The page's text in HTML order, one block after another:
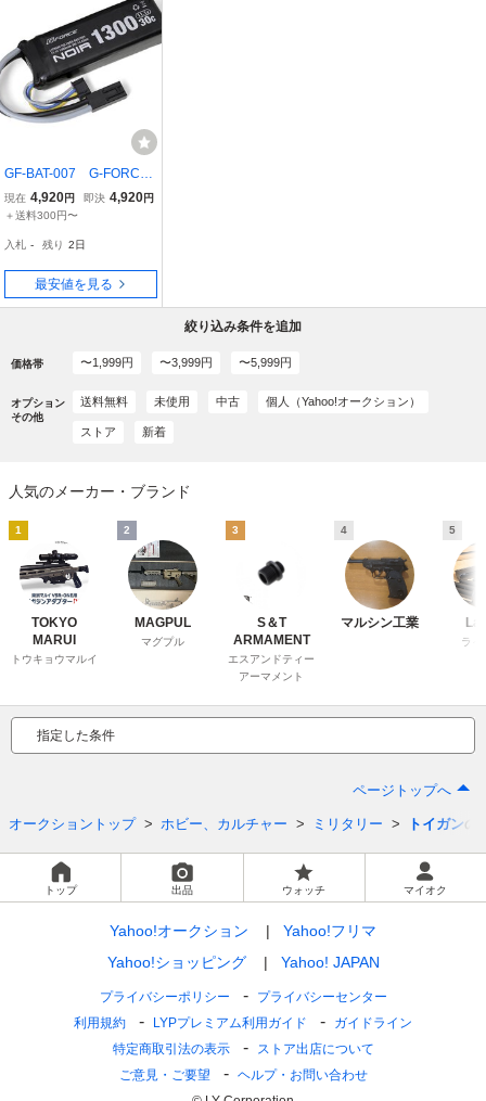
GF-BAT-007 G-FORCE
Noir LiPo 11.1V 1300mA
h ミニS互換サイズ
現在 4,920円 即決 4,920円
＋送料300円〜
入札 - 残り 2日
最安値を見る
絞り込み条件を追加
価格帯 〜1,999円 〜3,999円 〜5,999円
オプション
その他
送料無料 未使用 中古 個人（Yahoo!オークション）
ストア 新着
人気のメーカー・ブランド
1
TOKYO
MARUI
トウキョウマルイ
2
MAGPUL
マグプル
3
S＆T
ARMAMENT
エスアンドティー
アーマメント
4
マルシン工業
5
ライ
指定した条件
ページトップへ
オークショントップ ホビー、カルチャー ミリタリー トイガンの
トップ 出品 ウォッチ マイオク
Yahoo!オークション
Yahoo!フリマ
Yahoo!ショッピング
Yahoo! JAPAN
プライバシーポリシー
プライバシーセンター
利用規約
LYPプレミアム利用ガイド
ガイドライン
特定商取引法の表示
ストア出店について
ご意見・ご要望
ヘルプ・お問い合わせ